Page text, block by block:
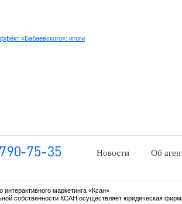
«Бабаевского»: итоги
Новости Об
интерактивного маркетинга «Ксан»
собственности КСАН осуществляет юридическая